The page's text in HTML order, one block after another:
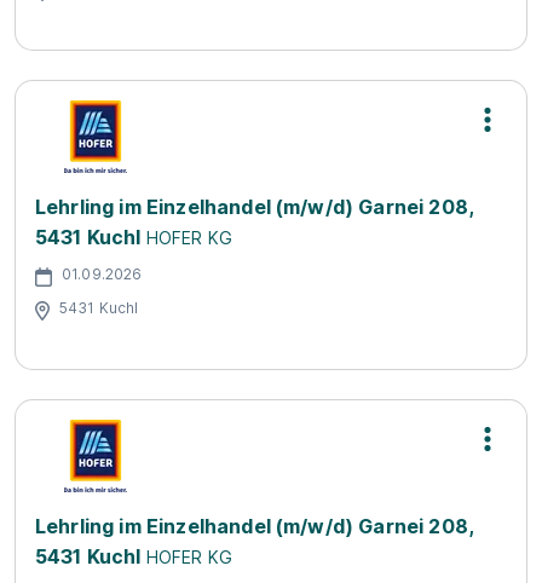
Lehrling im Einzelhandel (m/w/d) Garnei 208,
5431 Kuchl HOFER KG
01.09.2026
5431 Kuchl
Lehrling im Einzelhandel (m/w/d) Garnei 208,
5431 Kuchl HOFER KG